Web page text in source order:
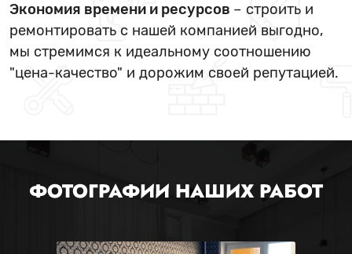
Экономия времени и ресурсов – строить и
ремонтировать с нашей компанией выгодно,
мы стремимся к идеальному соотношению
"цена-качество" и дорожим своей репутацией.
ФОТОГРАФИИ НАШИХ РАБОТ